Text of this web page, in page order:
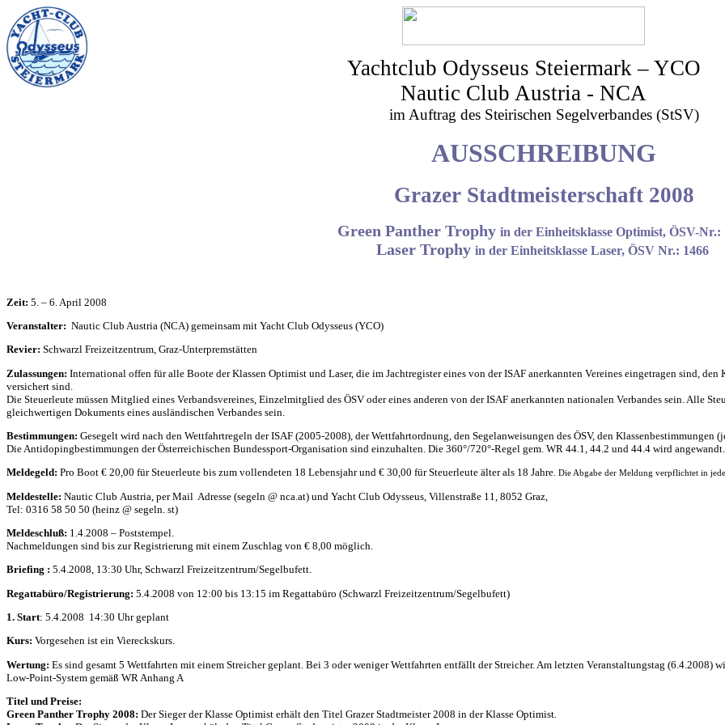
Yachtclub Odysseus Steiermark – YCO
Nautic Club Austria - NCA
im Auftrag des Steirischen Segelverbandes (StSV)
AUSSCHREIBUNG
Grazer Stadtmeisterschaft 2008
Green Panther Trophy in der Einheitsklasse Optimist, ÖSV-Nr.:
Laser Trophy in der Einheitsklasse Laser, ÖSV Nr.: 1466
Zeit: 5. – 6. April 2008
Veranstalter: Nautic Club Austria (NCA) gemeinsam mit Yacht Club Odysseus (YCO)
Revier: Schwarzl Freizeitzentrum, Graz-Unterpremstätten
Zulassungen: International offen für alle Boote der Klassen Optimist und Laser, die im Jachtregister eines von der ISAF anerkannten Vereines eingetragen sind,
versichert sind.
Die Steuerleute müssen Mitglied eines Verbandsvereines, Einzelmitglied des ÖSV oder eines anderen von der ISAF anerkannten nationalen Verbandes sein. Alle
gleichwertigen Dokuments eines ausländischen Verbandes sein.
Bestimmungen: Gesegelt wird nach den Wettfahrtregeln der ISAF (2005-2008), der Wettfahrtordnung, den Segelanweisungen des ÖSV, den Klassenbestimmungen
Die Antidopingbestimmungen der Österreichischen Bundessport-Organisation sind einzuhalten. Die 360°/720°-Regel gem. WR 44.1, 44.2 und 44.4 wird angewandt.
Meldegeld: Pro Boot € 20,00 für Steuerleute bis zum vollendeten 18 Lebensjahr und € 30,00 für Steuerleute älter als 18 Jahre. Die Abgabe der Meldung verpflichtet in
Meldestelle: Nautic Club Austria, per Mail Adresse (segeln @ nca.at) und Yacht Club Odysseus, Villenstraße 11, 8052 Graz,
Tel: 0316 58 50 50 (heinz @ segeln. st)
Meldeschluß: 1.4.2008 – Poststempel.
Nachmeldungen sind bis zur Registrierung mit einem Zuschlag von € 8,00 möglich.
Briefing : 5.4.2008, 13:30 Uhr, Schwarzl Freizeitzentrum/Segelbufett.
Regattabüro/Registrierung: 5.4.2008 von 12:00 bis 13:15 im Regattabüro (Schwarzl Freizeitzentrum/Segelbufett)
1. Start: 5.4.2008 14:30 Uhr geplant
Kurs: Vorgesehen ist ein Viereckskurs.
Wertung: Es sind gesamt 5 Wettfahrten mit einem Streicher geplant. Bei 3 oder weniger Wettfahrten entfällt der Streicher. Am letzten Veranstaltungstag (6.4.2008)
Low-Point-System gemäß WR Anhang A
Titel und Preise:
Green Panther Trophy 2008: Der Sieger der Klasse Optimist erhält den Titel Grazer Stadtmeister 2008 in der Klasse Optimist